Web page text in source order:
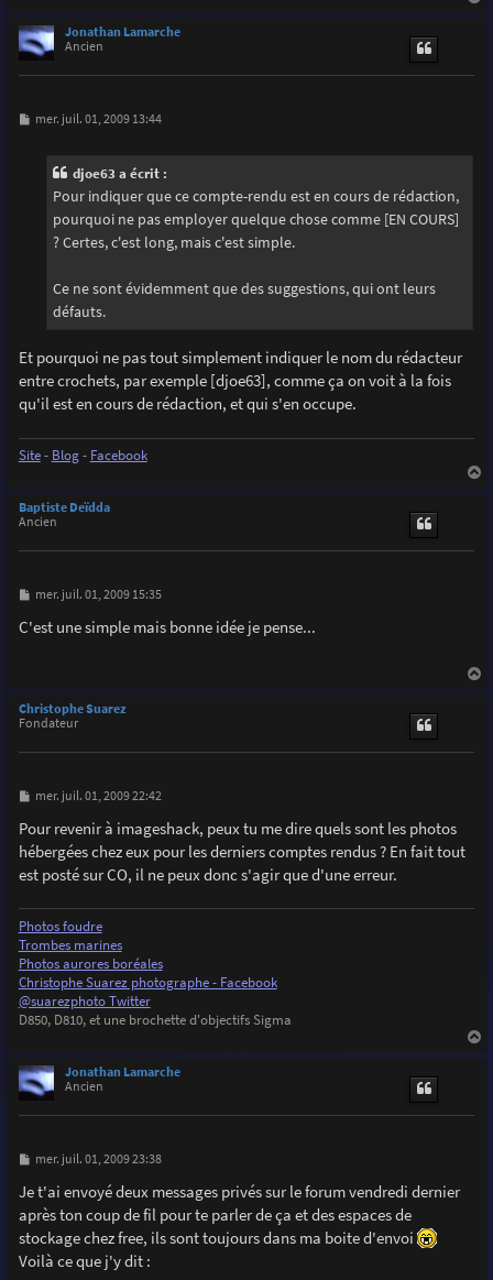
Jonathan Lamarche
Ancien
M
mer. juil. 01, 2009 13:44
djoe63 a écrit :
Pour indiquer que ce compte-rendu est en cours de rédaction,
pourquoi ne pas employer quelque chose comme [EN COURS]
? Certes, c'est long, mais c'est simple.
Ce ne sont évidemment que des suggestions, qui ont leurs
défauts.
Et pourquoi ne pas tout simplement indiquer le nom du rédacteur
entre crochets, par exemple [djoe63], comme ça on voit à la fois
qu'il est en cours de rédaction, et qui s'en occupe.
Site- Blog- Facebook
Baptiste Deïdda
Ancien
M
s
s
mer. juil. 01, 2009 15:35
C'est une simple mais bonne idée je pense...
Christophe Suarez
Fondateur
M
s
s
a
g
e
mer. juil. 01, 2009 22:42
Pour revenir à imageshack, peux tu me dire quels sont les photos
hébergées chez eux pour les derniers comptes rendus ? En fait tout
est posté sur CO, il ne peux donc s'agir que d'une erreur.
Photos foudre
Trombes marines
Photos aurores boréales
Christophe Suarez photographe - Facebook
@suarezphoto Twitter
D850, D810, et une brochette d'objectifs Sigma
Jonathan Lamarche
Ancien
M
s
s
a
e
mer. juil. 01, 2009 23:38
Je t'ai envoyé deux messages privés sur le forum vendredi dernier
après ton coup de fil pour te parler de ça et des espaces de
stockage chez free, ils sont toujours dans ma boite d'envoi
Voilà ce que j'y dit :